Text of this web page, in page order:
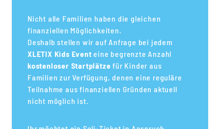
Nicht alle Familien haben die gleichen
finanziellen Möglichkeiten.
Deshalb stellen wir auf Anfrage bei jedem
XLETIX Kids Event eine begrenzte Anzahl
kostenloser Startplätze für Kinder aus
Familien zur Verfügung, denen eine reguläre
Teilnahme aus finanziellen Gründen aktuell
nicht möglich ist.